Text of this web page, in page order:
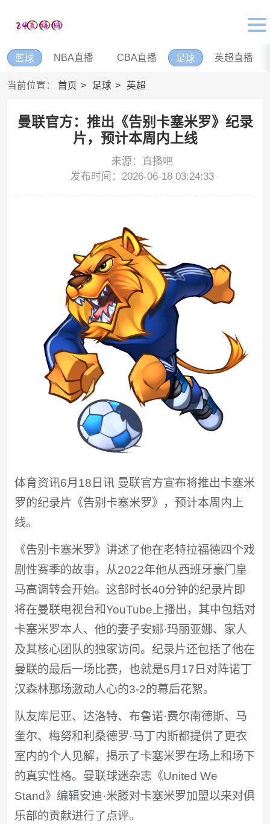
篮球 NBA直播 CBA直播 足球 英超直播
当前位置： 首页 足球 英超
曼联官方：推出《告别卡塞米罗》纪录
片，预计本周内上线
来源：直播吧
发布时间：2026-06-18 03:24:33
体育资讯6月18日讯 曼联官方宣布将推出卡塞米
罗的纪录片《告别卡塞米罗》，预计本周内上
线。
《告别卡塞米罗》讲述了他在老特拉福德四个戏
剧性赛季的故事，从2022年他从西班牙豪门皇
马高调转会开始。这部时长40分钟的纪录片即
将在曼联电视台和YouTube上播出，其中包括对
卡塞米罗本人、他的妻子安娜·玛丽亚娜、家人
及其核心团队的独家访问。纪录片还包括了他在
曼联的最后一场比赛，也就是5月17日对阵诺丁
汉森林那场激动人心的3-2的幕后花絮。
队友库尼亚、达洛特、布鲁诺·费尔南德斯、马
奎尔、梅努和利桑德罗·马丁内斯都提供了更衣
室内的个人见解，揭示了卡塞米罗在场上和场下
的真实性格。曼联球迷杂志《United We
Stand》编辑安迪·米滕对卡塞米罗加盟以来对俱
乐部的贡献进行了点评。